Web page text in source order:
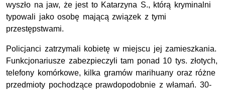
wyszło na jaw, że jest to Katarzyna S., którą kryminalni
typowali jako osobę mającą związek z tymi
przestępstwami.
Policjanci zatrzymali kobietę w miejscu jej zamieszkania.
Funkcjonariusze zabezpieczyli tam ponad 10 tys. złotych,
telefony komórkowe, kilka gramów marihuany oraz różne
przedmioty pochodzące prawdopodobnie z włamań. 30-